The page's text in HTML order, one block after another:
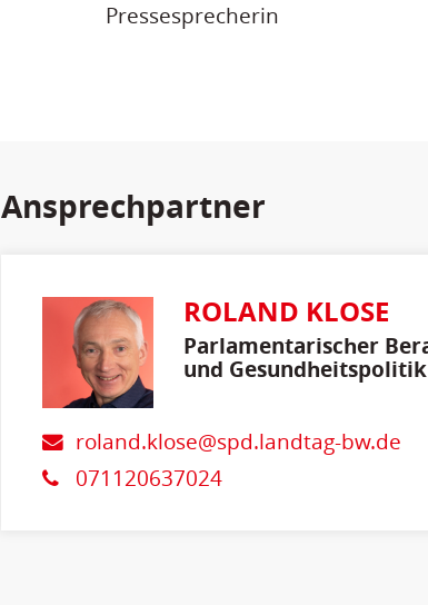
Pressesprecherin
Ansprechpartner
ROLAND KLOSE
Parlamentarischer
und Gesundheitspolitik
roland.klose@spd.landtag-bw.de
071120637024